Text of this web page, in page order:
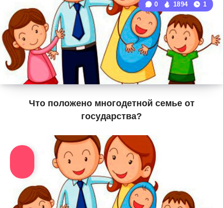
Что положено многодетной семье от
государства?
0 1894 1